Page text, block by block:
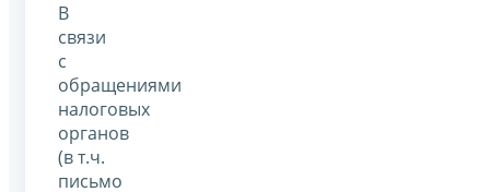
В
связи
с
обращениями
налоговых
органов
(в т.ч.
письмо